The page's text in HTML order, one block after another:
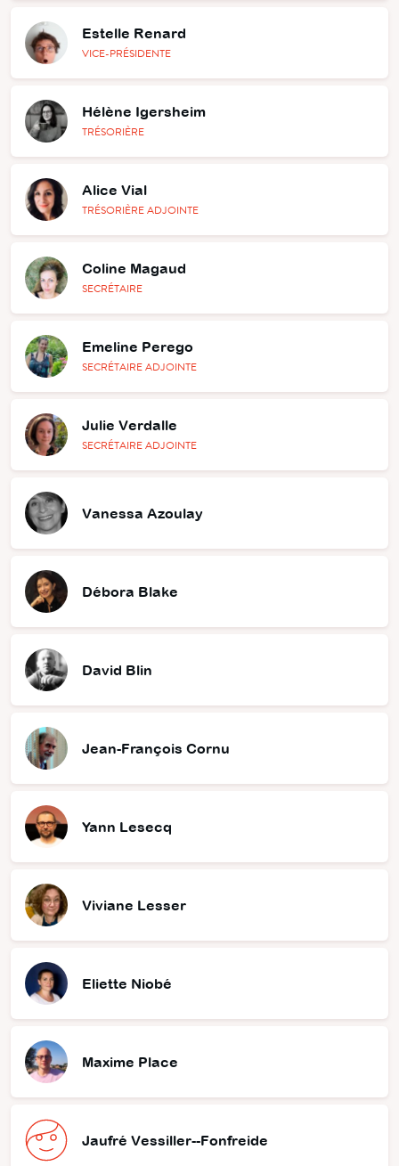
Estelle Renard
VICE-PRÉSIDENTE
Hélène Igersheim
TRÉSORIÈRE
Alice Vial
TRÉSORIÈRE ADJOINTE
Coline Magaud
SECRÉTAIRE
Emeline Perego
SECRÉTAIRE ADJOINTE
Julie Verdalle
SECRÉTAIRE ADJOINTE
Vanessa Azoulay
Débora Blake
David Blin
Jean-François Cornu
Yann Lesecq
Viviane Lesser
Eliette Niobé
Maxime Place
Jaufré Vessiller--Fonfreide